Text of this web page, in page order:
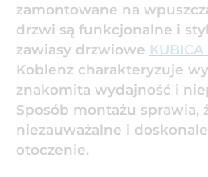
zamontowane na
drzwi są funkcjonalne i
zawiasy drzwiowe
Koblenz charakteryzuje
znakomita wydajność i
Sposób montażu sprawia,
niezauważalne i
otoczenie.